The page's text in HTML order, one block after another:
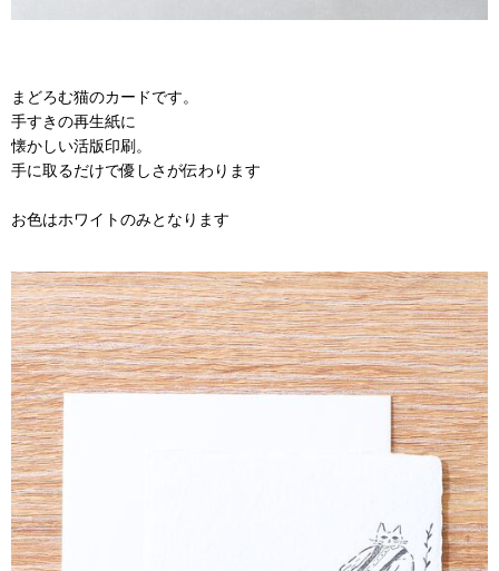
まどろむ猫のカードです。
手すきの再生紙に
懐かしい活版印刷。
手に取るだけで優しさが伝わります
お色はホワイトのみとなります